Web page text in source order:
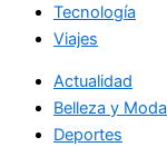
Tecnología
Viajes
Actualidad
Belleza y Moda
Deportes